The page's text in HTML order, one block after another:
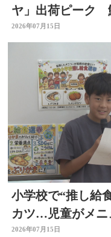
ヤ」出荷ピーク
きわけ収穫作業
2026年07月15日
小学校で“推し給
カツ…児童がメ
は？ 選挙を身近
2026年07月15日